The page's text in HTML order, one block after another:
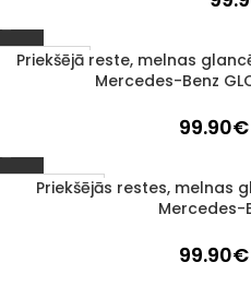
Izpārdots
Priekšējā reste, melnas
Mercedes-Benz
99.90€
1–3 d. d.
Priekšējās restes, melnas
Mercedes-
99.90€